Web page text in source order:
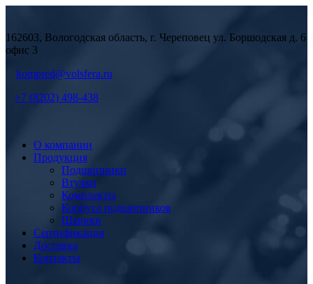
162603, Вологодская область, г. Череповец ул. Боршодская д. 6
офис 3
kompred@volsfera.ru
+7 (8202) 498-438
О компании
Продукция
Подшипники
Втулки
Комплекты
Корпуса подшипников
Шарики
Сертификация
Доставка
Контакты